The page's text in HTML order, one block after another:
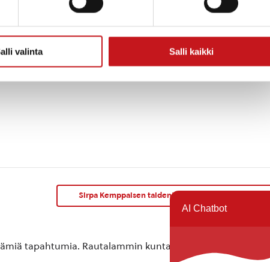
valinta Salli kaikki
TAPAHTUMAPAIKKA
Kerkonjoen koulu
Sirpa Kemppaisen taidenäyttely ”Väriä ja verkkoa”
tapahtumia. Rautalammin kunta ei vastaa tietojen